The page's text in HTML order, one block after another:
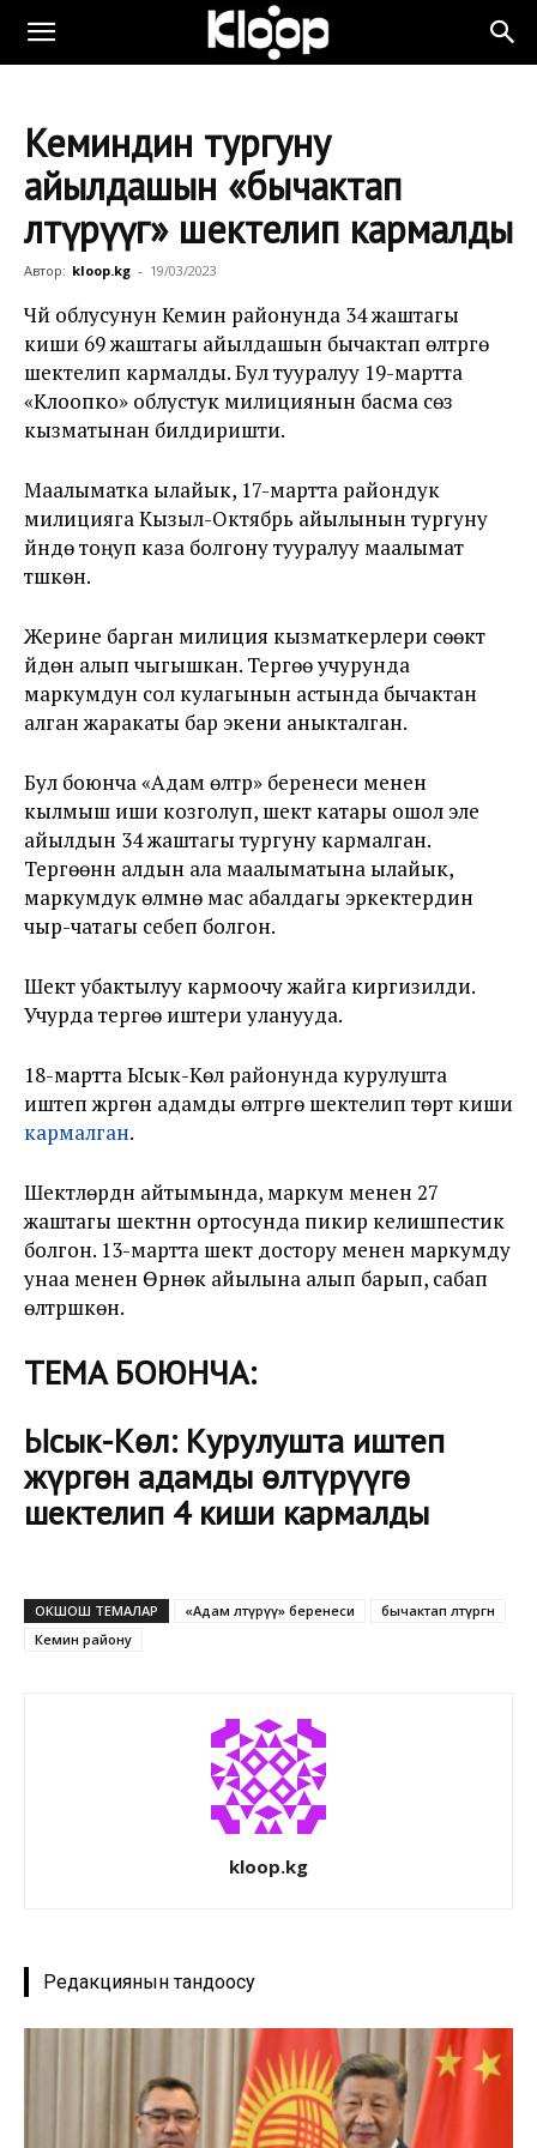
Кеминдин тургуну
айылдашын «бычактап
өлтүрүүгө» шектелип кармалды
Автор: kloop.kg - 19/03/2023
Чүй облусунун Кемин районунда 34 жаштагы
киши 69 жаштагы айылдашын бычактап өлтүрүүгө
шектелип кармалды. Бул тууралуу 19-мартта
«Клоопко» облустук милициянын басма сөз
кызматынан билдиришти.
Маалыматка ылайык, 17-мартта райондук
милицияга Кызыл-Октябрь айылынын тургуну
үйүндө тоңуп каза болгону тууралуу маалымат
түшкөн.
Жерине барган милиция кызматкерлери сөөктү
үйдөн алып чыгышкан. Тергөө учурунда
маркумдун сол кулагынын астында бычактан
алган жаракаты бар экени аныкталган.
Бул боюнча «Адам өлтүрүү» беренеси менен
кылмыш иши козголуп, шектүү катары ошол эле
айылдын 34 жаштагы тургуну кармалган.
Тергөөнүн алдын ала маалыматына ылайык,
маркумдук өлүмүнө мас абалдагы эркектердин
чыр-чатагы себеп болгон.
Шектүү убактылуу кармоочу жайга киргизилди.
Учурда тергөө иштери уланууда.
18-мартта Ысык-Көл районунда курулушта
иштеп жүргөн адамды өлтүрүүгө шектелип төрт киши
кармалган.
Шектүүлөрдүн айтымында, маркум менен 27
жаштагы шектүүнүн ортосунда пикир келишпестик
болгон. 13-мартта шектүү достору менен маркумду
унаа менен Өрнөк айылына алып барып, сабап
өлтүрүшкөн.
ТЕМА БОЮНЧА:
Ысык-Көл: Курулушта иштеп
жүргөн адамды өлтүрүүгө
шектелип 4 киши кармалды
ОКШОШ ТЕМАЛАР «Адам өлтүрүү» беренеси
бычактап өлтүргөн
Кемин району
kloop.kg
Редакциянын тандоосу